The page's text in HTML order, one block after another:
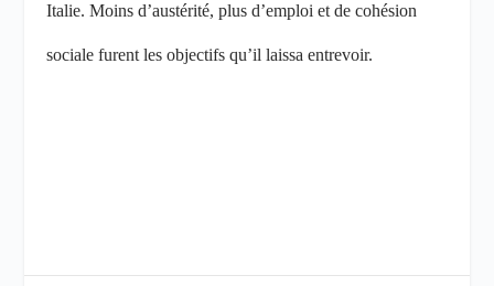
Italie. Moins d’austérité, plus d’emploi et de cohésion
sociale furent les objectifs qu’il laissa entrevoir.